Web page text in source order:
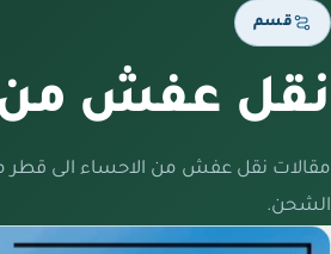
قسم
نقل عفش من
مقالات نقل عفش من الاحساء الى قطر
الشحن.